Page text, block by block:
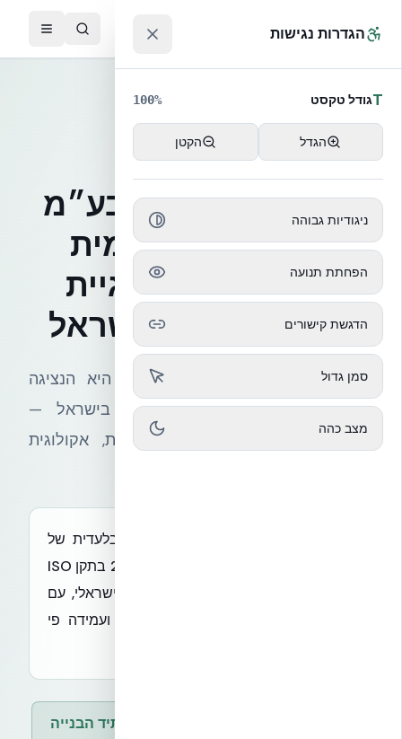
אודות אקובילד
אקובילד סיסטם בע״מ
– החברה הרשמית
לבנייה בטכנולוגיית
NUDURA ICF בישראל
אקובילד ישראל (EcoBuild Israel) היא הנציגה
והמפיצה הבלעדית של NUDURA בישראל —
מובילה את המעבר לבנייה חדשנית, אקולוגית
אקובילד סיסטם בע״מ היא הנציגה הבלעדית של
NUDURA ICF בישראל, פועלת מאז 2016 בתקן ISO
9001 ומאושרת על ידי מכון התקנים הישראלי, עם
מאות פרויקטים בבנייה מבודדת חזקה ועמידה פי
הפורום הישראלי לבנייה מתקדמת ועתיד הבנייה
הגדרות נגישות
Tגודל טקסט 100%
הגדל הקטן
ניגודיות גבוהה
הפחתת תנועה
הדגשת קישורים
סמן גדול
מצב כהה